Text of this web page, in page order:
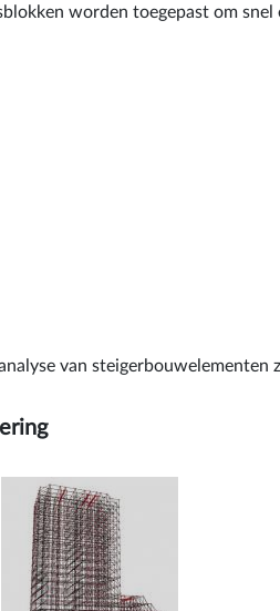
worden toegepast om snel
van